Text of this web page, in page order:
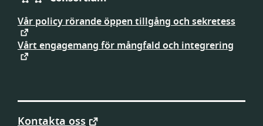
Platform
Cooperativism
Consortium
Vår policy rörande öppen tillgång och sekretess
Vårt engagemang för mångfald och integrering
Kontakta oss